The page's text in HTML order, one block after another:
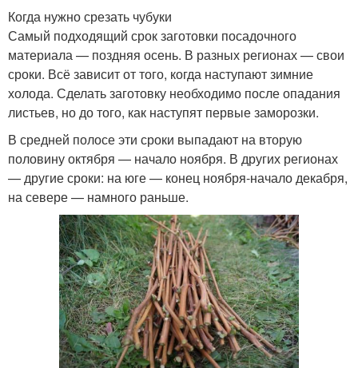
Когда нужно срезать чубуки
Самый подходящий срок заготовки посадочного
материала — поздняя осень. В разных регионах — свои
сроки. Всё зависит от того, когда наступают зимние
холода. Сделать заготовку необходимо после опадания
листьев, но до того, как наступят первые заморозки.
В средней полосе эти сроки выпадают на вторую
половину октября — начало ноября. В других регионах
— другие сроки: на юге — конец ноября-начало декабря,
на севере — намного раньше.